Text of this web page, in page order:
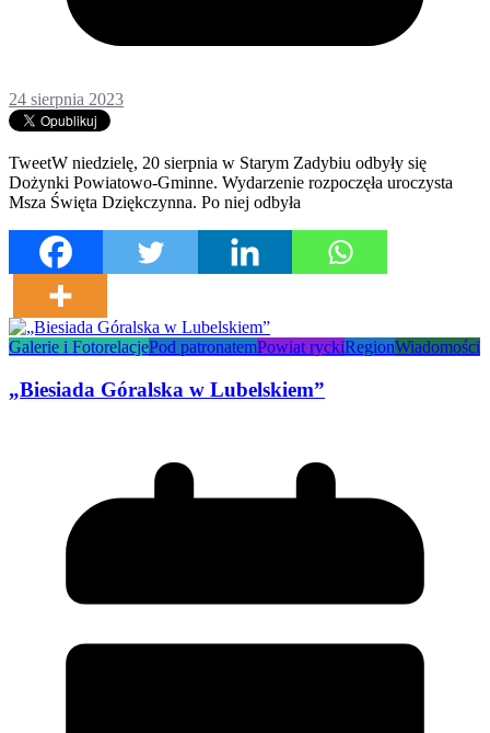
24 sierpnia 2023
TweetW niedzielę, 20 sierpnia w Starym Zadybiu odbyły się
Dożynki Powiatowo-Gminne. Wydarzenie rozpoczęła uroczysta
Msza Święta Dziękczynna. Po niej odbyła
Galerie i FotorelacjePod patronatemPowiat ryckiRegionWiadomości
„Biesiada Góralska w Lubelskiem”